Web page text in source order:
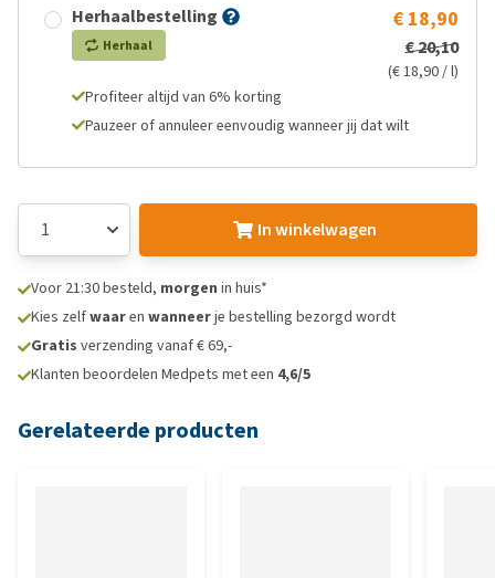
Herhaalbestelling
Herhaal
€ 18,90
€ 20,10
(€ 18,90 / l)
Profiteer altijd van 6% korting
Pauzeer of annuleer eenvoudig wanneer jij dat wilt
In winkelwagen
Voor 21:30 besteld, morgen in huis*
Kies zelfwaaren wanneerje bestelling bezorgd wordt
Gratis verzending vanaf € 69,-
Klanten beoordelen Medpets met een 4,6/5
Gerelateerde producten